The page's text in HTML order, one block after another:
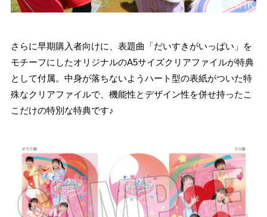
さらに早期購入者向けに、表題曲「だいすきがいっぱい」を
モチーフにしたオリジナルのA5サイズクリアファイルが特典
として付属。中身が落ちないようハート型の表紙がついた特
殊なクリアファイルで、機能性とデザイン性を併せ持ったこ
こだけの特別な特典です♪